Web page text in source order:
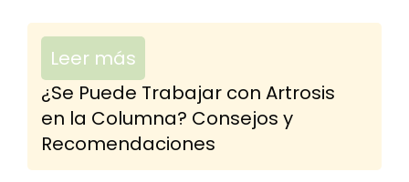
Leer más
¿Se Puede Trabajar con Artrosis
en la Columna? Consejos y
Recomendaciones